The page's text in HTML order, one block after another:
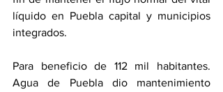
líquido en Puebla capital y municipios
integrados.
Para beneficio de 112 mil habitantes.
Agua de Puebla dio mantenimiento